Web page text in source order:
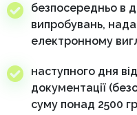
безпосередньо в
випробувань,
електронному
наступного дня
документації
суму понад 2500